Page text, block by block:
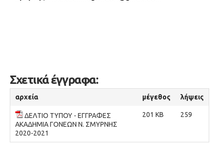
Σχετικά έγγραφα:
αρχεία μέγεθος λήψεις
ΔΕΛΤΙΟ ΤΥΠΟΥ - ΕΓΓΡΑΦΕΣ
ΑΚΑΔΗΜΙΑ ΓΟΝΕΩΝ Ν. ΣΜΥΡΝΗΣ
2020-2021
201 KB 259